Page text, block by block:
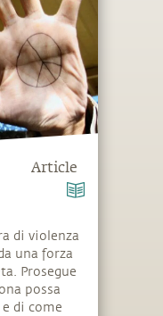
Article
di violenza
una forza
Prosegue
possa
di come